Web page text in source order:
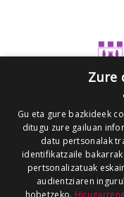
Zure
Gu eta gure bazkideek
ditugu zure gailuan
datu pertsonalak
identifikatzaile
pertsonalizatuak
audientziaren
hobetzeko.